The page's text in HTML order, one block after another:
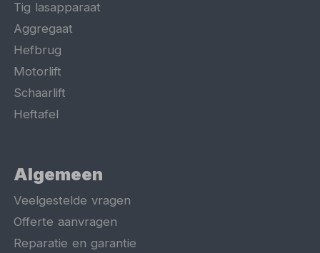
Tig lasapparaat
Aggregaat
Hefbrug
Motorlift
Schaarlift
Heftafel
Algemeen
Veelgestelde vragen
Offerte aanvragen
Reparatie en garantie